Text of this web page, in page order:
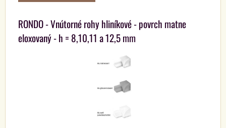
RONDO - Vnútorné rohy hliníkové - povrch matne
eloxovaný - h = 8,10,11 a 12,5 mm